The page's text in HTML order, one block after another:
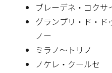
ブレーデネ・コクサ
グランプリ・ド・ド
ノー
ミラノ〜トリノ
ノケレ・クールセ